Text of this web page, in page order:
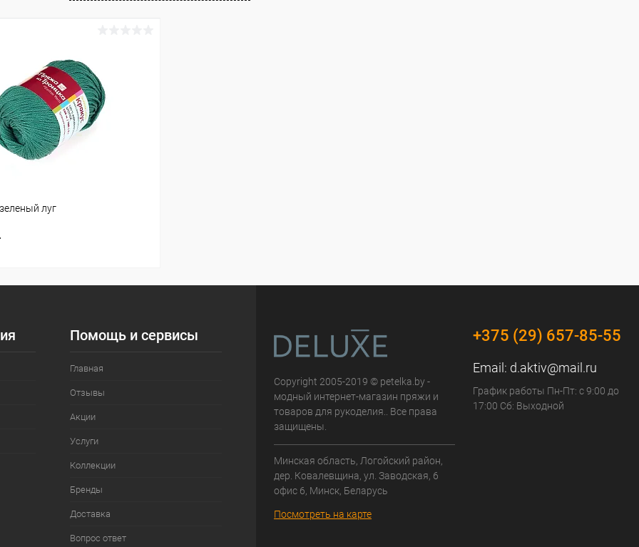
луг
Помощь и сервисы
Главная
Отзывы
Акции
Услуги
Коллекции
Бренды
Доставка
Вопрос ответ
Copyright 2005-2019 © petelka.by -
модный интернет-магазин пряжи и
товаров для рукоделия.. Все права
защищены.
Минская область, Логойский район,
дер. Ковалевщина, ул. Заводская, 6
офис 6, Минск, Беларусь
Посмотреть на карте
+375 (29) 657-85-55
Email: d.aktiv@mail.ru
График работы Пн-Пт: с 9:00 до
17:00 Сб: Выходной